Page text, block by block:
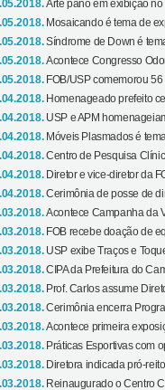
Arte panô em exibição no
Mosaicando é tema de
Síndrome de Down é
Acontece Congresso
FOB/USP comemorou
Homenageado prefeito
USP e APM
Móveis Plasmados é
Centro de Pesquisa
Diretor e vice-diretor da
Cerimônia de posse de
Acontece Campanha da
FOB recebe doação de
USP exibe Traços e
CIPA da Prefeitura do
Prof. Carlos assume
Cerimônia encerra
Acontece primeira
Práticas Esportivas com
Diretora indicada pró-
Reinaugurado o Centro